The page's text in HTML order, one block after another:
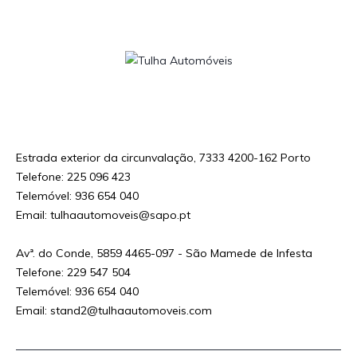
Estrada exterior da circunvalação, 7333 4200-162 Porto
Telefone: 225 096 423
Telemóvel: 936 654 040
Email: tulhaautomoveis@sapo.pt
Avª. do Conde, 5859 4465-097 - São Mamede de Infesta
Telefone: 229 547 504
Telemóvel: 936 654 040
Email: stand2@tulhaautomoveis.com